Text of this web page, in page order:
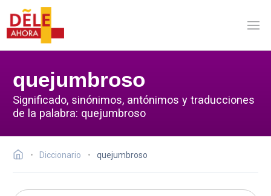
quejumbroso
Significado, sinónimos, antónimos y traducciones
de la palabra: quejumbroso
Diccionario quejumbroso